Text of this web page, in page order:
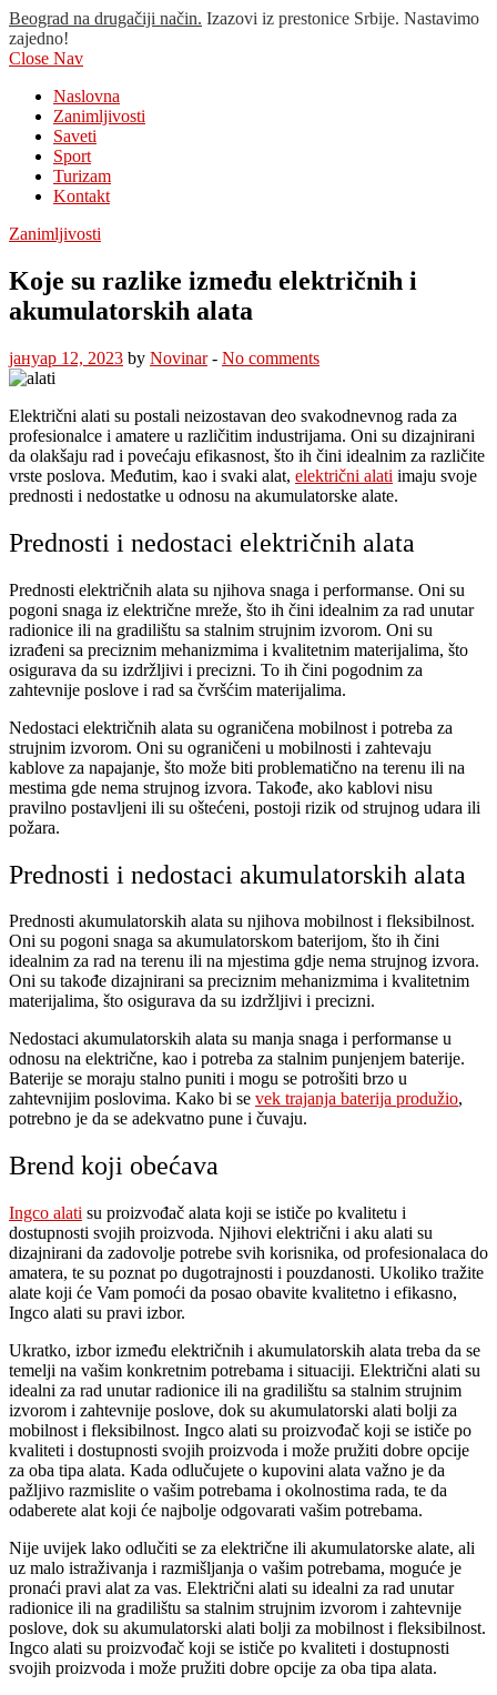
Beograd na drugačiji način. Izazovi iz prestonice Srbije. Nastavimo
zajedno!
Close Nav
Naslovna
Zanimljivosti
Saveti
Sport
Turizam
Kontakt
Zanimljivosti
Koje su razlike između električnih i
akumulatorskih alata
јануар 12, 2023 by Novinar- No comments
Električni alati su postali neizostavan deo svakodnevnog rada za
profesionalce i amatere u različitim industrijama. Oni su dizajnirani
da olakšaju rad i povećaju efikasnost, što ih čini idealnim za različite
vrste poslova. Međutim, kao i svaki alat, električni alati imaju svoje
prednosti i nedostatke u odnosu na akumulatorske alate.
Prednosti i nedostaci električnih alata
Prednosti električnih alata su njihova snaga i performanse. Oni su
pogoni snaga iz električne mreže, što ih čini idealnim za rad unutar
radionice ili na gradilištu sa stalnim strujnim izvorom. Oni su
izrađeni sa preciznim mehanizmima i kvalitetnim materijalima, što
osigurava da su izdržljivi i precizni. To ih čini pogodnim za
zahtevnije poslove i rad sa čvršćim materijalima.
Nedostaci električnih alata su ograničena mobilnost i potreba za
strujnim izvorom. Oni su ograničeni u mobilnosti i zahtevaju
kablove za napajanje, što može biti problematično na terenu ili na
mestima gde nema strujnog izvora. Takođe, ako kablovi nisu
pravilno postavljeni ili su oštećeni, postoji rizik od strujnog udara ili
požara.
Prednosti i nedostaci akumulatorskih alata
Prednosti akumulatorskih alata su njihova mobilnost i fleksibilnost.
Oni su pogoni snaga sa akumulatorskom baterijom, što ih čini
idealnim za rad na terenu ili na mjestima gdje nema strujnog izvora.
Oni su takođe dizajnirani sa preciznim mehanizmima i kvalitetnim
materijalima, što osigurava da su izdržljivi i precizni.
Nedostaci akumulatorskih alata su manja snaga i performanse u
odnosu na električne, kao i potreba za stalnim punjenjem baterije.
Baterije se moraju stalno puniti i mogu se potrošiti brzo u
zahtevnijim poslovima. Kako bi se vek trajanja baterija produžio,
potrebno je da se adekvatno pune i čuvaju.
Brend koji obećava
Ingco alati su proizvođač alata koji se ističe po kvalitetu i
dostupnosti svojih proizvoda. Njihovi električni i aku alati su
dizajnirani da zadovolje potrebe svih korisnika, od profesionalaca do
amatera, te su poznat po dugotrajnosti i pouzdanosti. Ukoliko tražite
alate koji će Vam pomoći da posao obavite kvalitetno i efikasno,
Ingco alati su pravi izbor.
Ukratko, izbor između električnih i akumulatorskih alata treba da se
temelji na vašim konkretnim potrebama i situaciji. Električni alati su
idealni za rad unutar radionice ili na gradilištu sa stalnim strujnim
izvorom i zahtevnije poslove, dok su akumulatorski alati bolji za
mobilnost i fleksibilnost. Ingco alati su proizvođač koji se ističe po
kvaliteti i dostupnosti svojih proizvoda i može pružiti dobre opcije
za oba tipa alata. Kada odlučujete o kupovini alata važno je da
pažljivo razmislite o vašim potrebama i okolnostima rada, te da
odaberete alat koji će najbolje odgovarati vašim potrebama.
Nije uvijek lako odlučiti se za električne ili akumulatorske alate, ali
uz malo istraživanja i razmišljanja o vašim potrebama, moguće je
pronaći pravi alat za vas. Električni alati su idealni za rad unutar
radionice ili na gradilištu sa stalnim strujnim izvorom i zahtevnije
poslove, dok su akumulatorski alati bolji za mobilnost i fleksibilnost.
Ingco alati su proizvođač koji se ističe po kvaliteti i dostupnosti
svojih proizvoda i može pružiti dobre opcije za oba tipa alata.